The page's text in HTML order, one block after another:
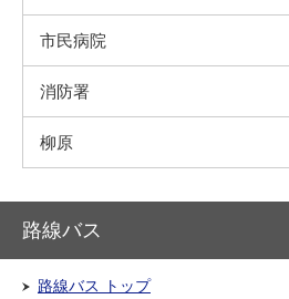
市民病院
消防署
柳原
路線バス
路線バス トップ